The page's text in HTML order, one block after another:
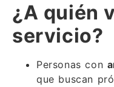
¿A quién
servicio?
Personas con
que buscan